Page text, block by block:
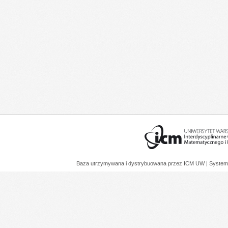
Baza utrzymywana i dystrybuowana przez ICM UW |